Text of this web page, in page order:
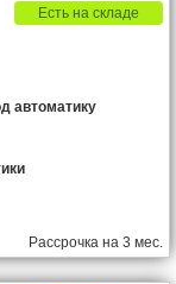
Есть на складе
автоматику
Рассрочка на 3 мес.